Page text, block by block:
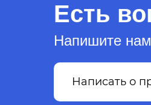
Есть
Напишите нам
Написать о